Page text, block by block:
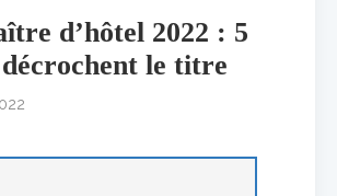
d’hôtel 2022 : 5
le titre